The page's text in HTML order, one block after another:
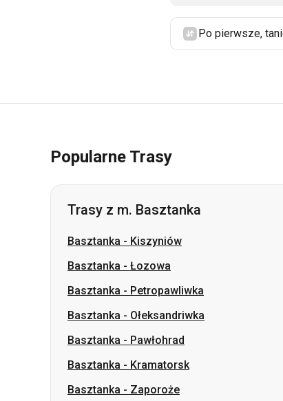
Po pierwsze,
Popularne Trasy
Trasy z m. Basztanka
Basztanka - Kiszyniów
Basztanka - Łozowa
Basztanka - Petropawliwka
Basztanka - Ołeksandriwka
Basztanka - Pawłohrad
Basztanka - Kramatorsk
Basztanka - Zaporoże